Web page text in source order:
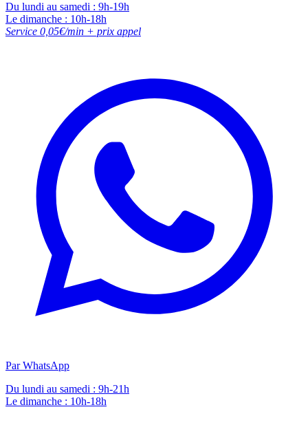
Du lundi au samedi : 9h-19h
Le dimanche : 10h-18h
Service 0,05€/min + prix appel
Par WhatsApp
Du lundi au samedi : 9h-21h
Le dimanche : 10h-18h